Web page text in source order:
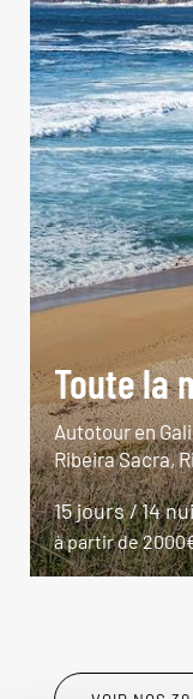
Toute la
Autotour en
Ribeira Sacra,
15 jours / 14
à partir de